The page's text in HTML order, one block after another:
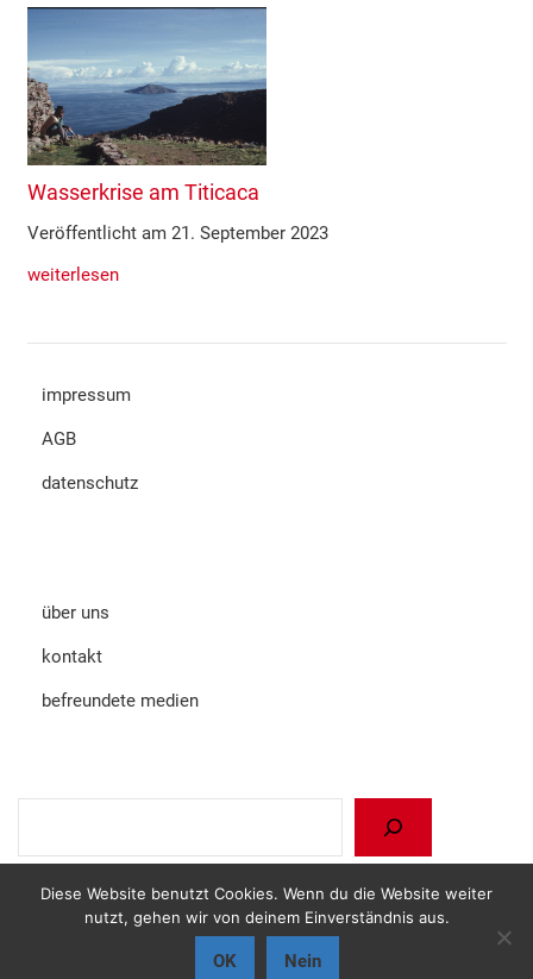
Wasserkrise am Titicaca
Veröffentlicht am 21. September 2023
weiterlesen
impressum
AGB
datenschutz
über uns
kontakt
befreundete medien
© 2022 lateinamerika anders
Diese Website benutzt Cookies. Wenn du die Website weiter
nutzt, gehen wir von deinem Einverständnis aus.
OK Nein